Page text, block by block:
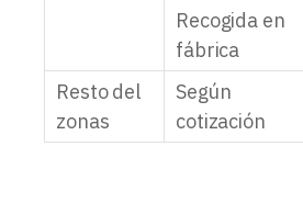
Recogida en
fábrica
Resto del
zonas
Según
cotización